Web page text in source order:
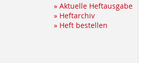
» Aktuelle Heftausgabe
» Heftarchiv
» Heft bestellen